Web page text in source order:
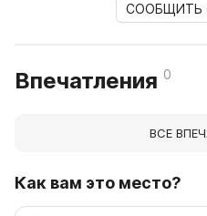
СООБЩИТЬ
Впечатления 0
ВСЕ
Как вам это место?